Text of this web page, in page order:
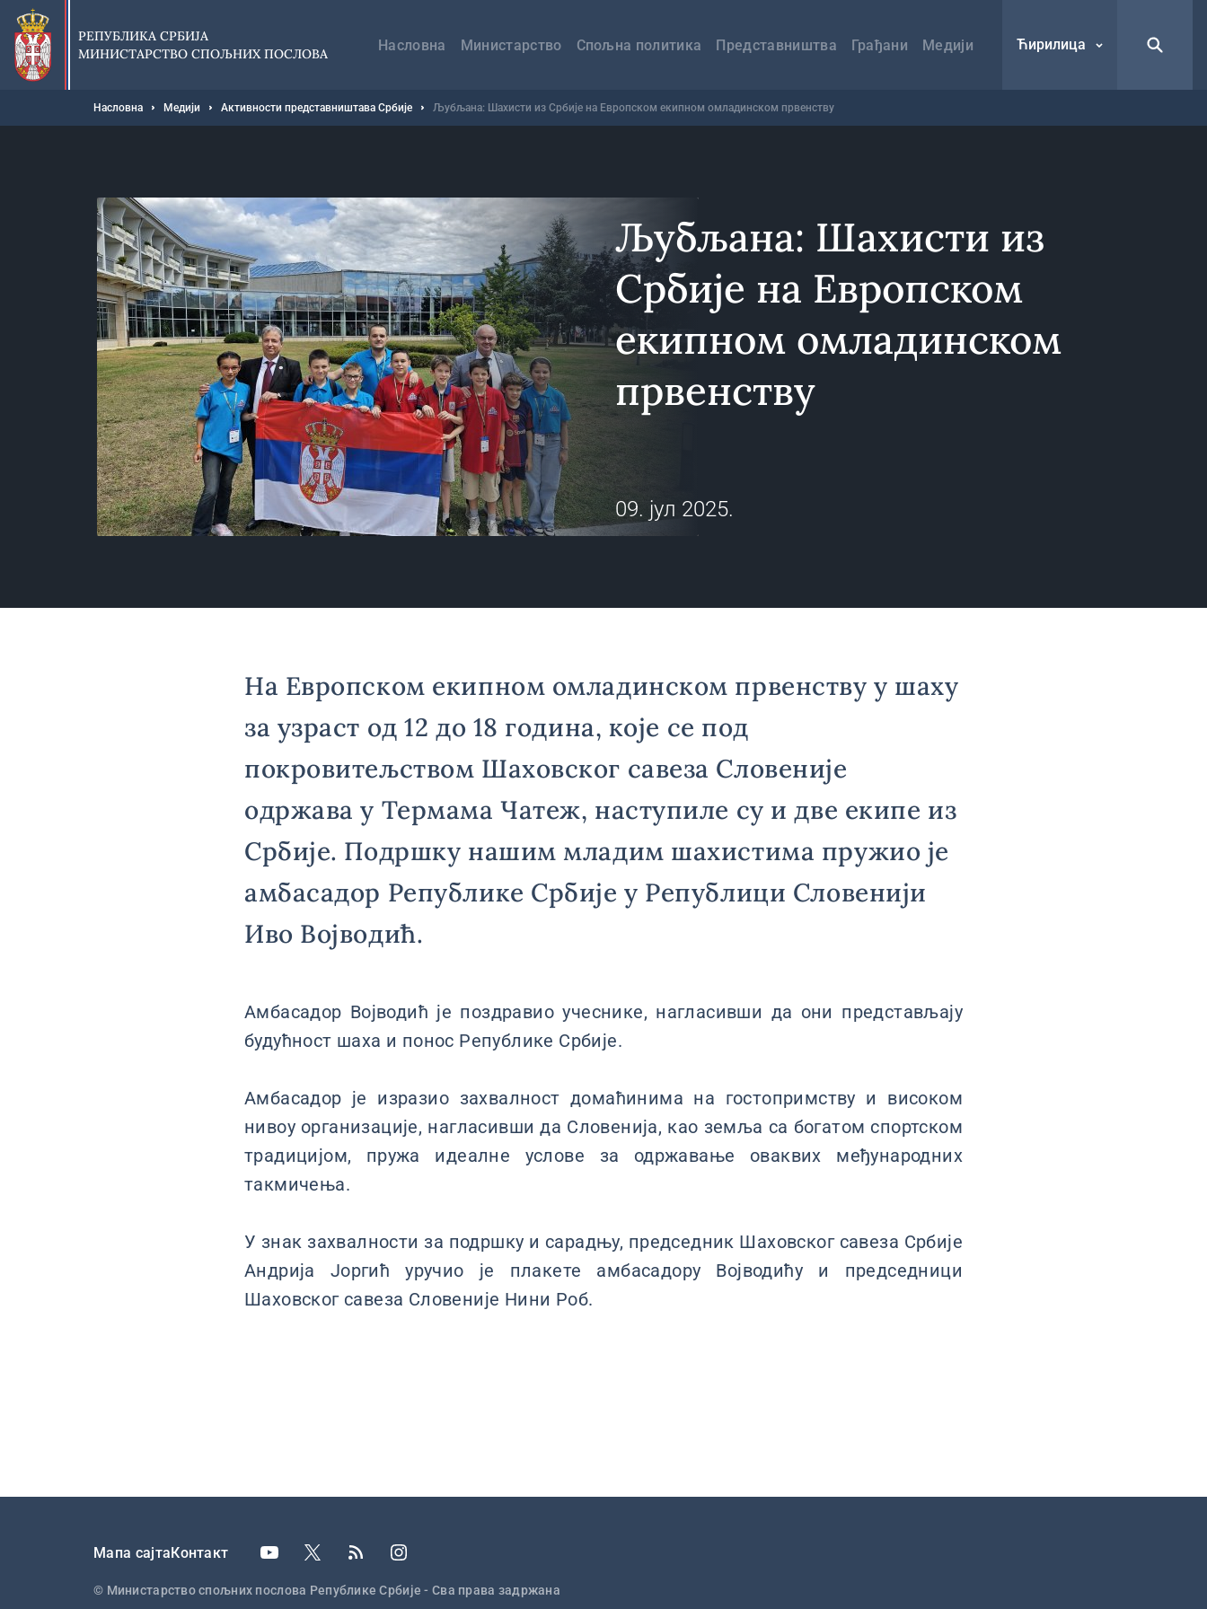
Прескочи
главни
део
садржаја
РЕПУБЛИКА СРБИЈА
МИНИСТАРСТВО СПОЉНИХ ПОСЛОВА
навигација
Насловна Министарство Спољна политика Представништва Грађани Медији Ћирилица
Мрвице
Насловна Медији Активности представништава Србије Љубљана: Шахисти из Србије на Европском екипном омладинском првенству
Љубљана: Шахисти из
Србије на Европском
екипном омладинском
првенству
09. јул 2025.
На Европском екипном омладинском првенству у шаху
за узраст од 12 до 18 година, које се под
покровитељством Шаховског савеза Словеније
одржава у Термама Чатеж, наступиле су и две екипе из
Србије. Подршку нашим младим шахистима пружио је
амбасадор Републике Србије у Републици Словенији
Иво Војводић.
Амбасадор Војводић је поздравио учеснике, нагласивши да они представљају
будућност шаха и понос Републике Србије.
Амбасадор је изразио захвалност домаћинима на гостопримству и високом
нивоу организације, нагласивши да Словенија, као земља са богатом спортском
традицијом, пружа идеалне услове за одржавање оваквих међународних
такмичења.
У знак захвалности за подршку и сарадњу, председник Шаховског савеза Србије
Андрија Јоргић уручио је плакете амбасадору Војводићу и председници
Шаховског савеза Словеније Нини Роб.
Подножје
Мапа сајтаКонтакт
© Министарство спољних послова Републике Србије - Сва права задржана